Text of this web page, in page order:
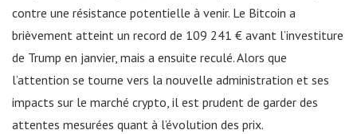
contre une résistance potentielle à venir. Le Bitcoin a
brièvement atteint un record de 109 241 € avant l’investiture
de Trump en janvier, mais a ensuite reculé. Alors que
l’attention se tourne vers la nouvelle administration et ses
impacts sur le marché crypto, il est prudent de garder des
attentes mesurées quant à l’évolution des prix.